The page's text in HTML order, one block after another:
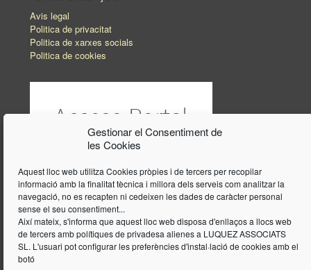
Gestionar el Consentiment de
les Cookies
Aquest lloc web utilitza Cookies pròpies i de tercers per recopilar
informació amb la finalitat tècnica i millora dels serveis com analitzar la
navegació, no es recapten ni cedeixen les dades de caràcter personal
sense el seu consentiment...
Així mateix, s'informa que aquest lloc web disposa d'enllaços a llocs web
de tercers amb polítiques de privadesa alienes a LUQUEZ ASSOCIATS
SL. L'usuari pot configurar les preferències d'instal·lació de cookies amb el
botó
Avis legal
Politica de privacitat
Politica de xarxes socials
Politica de cookies